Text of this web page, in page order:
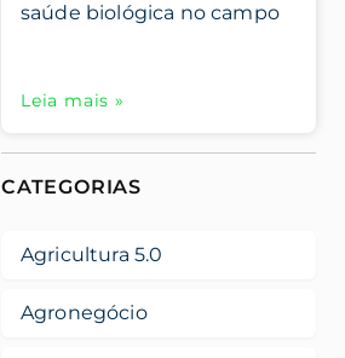
saúde biológica no campo
Leia mais »
CATEGORIAS
Agricultura 5.0
Agronegócio